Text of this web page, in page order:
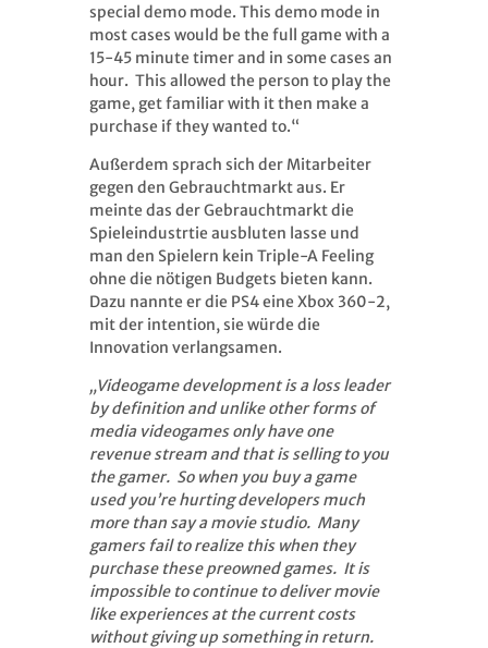
special demo mode. This demo mode in
most cases would be the full game with a
15-45 minute timer and in some cases an
hour. This allowed the person to play the
game, get familiar with it then make a
purchase if they wanted to.“
Außerdem sprach sich der Mitarbeiter
gegen den Gebrauchtmarkt aus. Er
meinte das der Gebrauchtmarkt die
Spieleindustrtie ausbluten lasse und
man den Spielern kein Triple-A Feeling
ohne die nötigen Budgets bieten kann.
Dazu nannte er die PS4 eine Xbox 360-2,
mit der intention, sie würde die
Innovation verlangsamen.
„Videogame development is a loss leader
by definition and unlike other forms of
media videogames only have one
revenue stream and that is selling to you
the gamer. So when you buy a game
used you’re hurting developers much
more than say a movie studio. Many
gamers fail to realize this when they
purchase these preowned games. It is
impossible to continue to deliver movie
like experiences at the current costs
without giving up something in return.